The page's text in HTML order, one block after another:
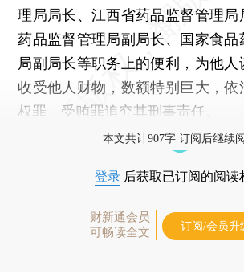
理局局长、江西省药品监督管理局
药品监督管理局副局长、国家食品
局副局长等职务上的便利，为他
收受他人财物，数额特别巨大，依
权罪、受贿罪追究其刑事责任。
本文共计907字 订阅后继续
登录 后获取已订阅的阅读
财新通会员
可畅读全文
订阅/会员升